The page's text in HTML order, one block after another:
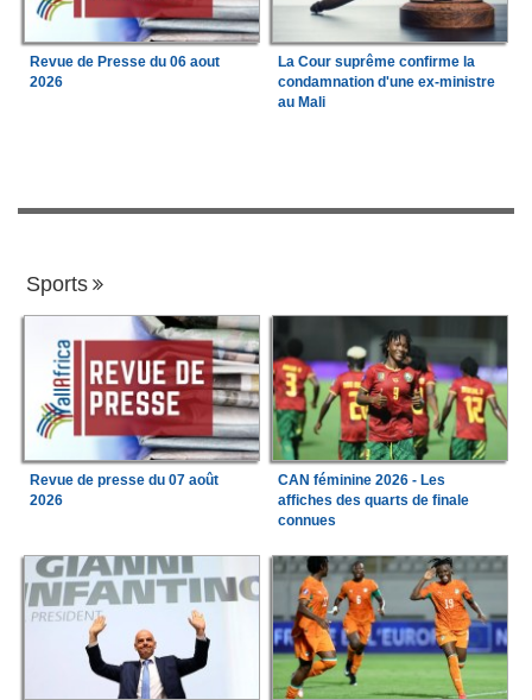
Revue de Presse du 06 aout
2026
La Cour suprême confirme la
condamnation d'une ex-ministre
au Mali
Sports
Revue de presse du 07 août
2026
CAN féminine 2026 - Les
affiches des quarts de finale
connues